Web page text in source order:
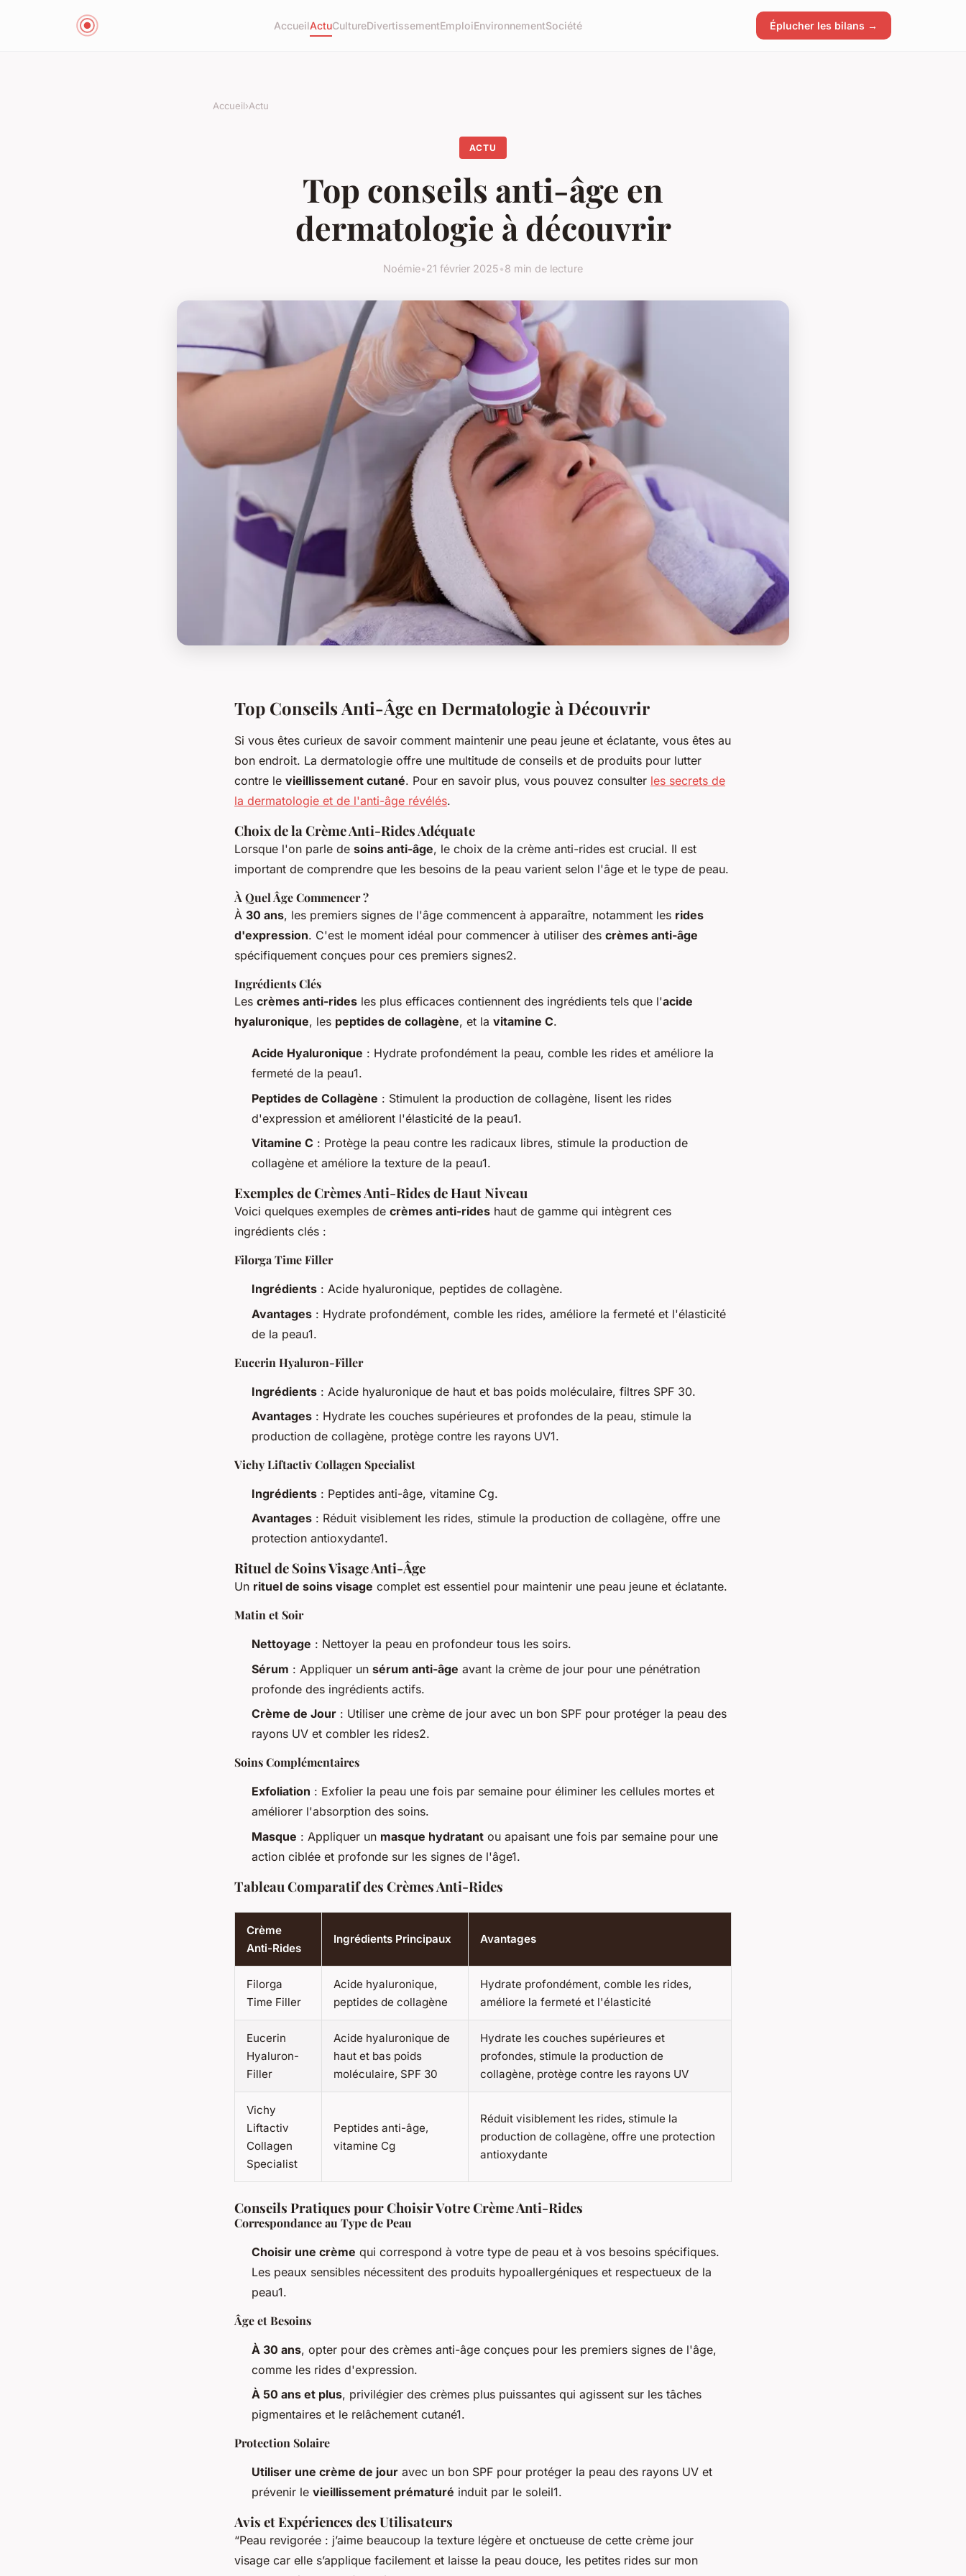
AccueilActuCultureDivertissementEmploiEnvironnementSociété Éplucher les bilans →
Accueil›Actu
ACTU
Top conseils anti-âge en
dermatologie à découvrir
Noémie•21 février 2025•8 min de lecture
Top Conseils Anti-Âge en Dermatologie à Découvrir
Si vous êtes curieux de savoir comment maintenir une peau jeune et éclatante, vous êtes au
bon endroit. La dermatologie offre une multitude de conseils et de produits pour lutter
contre le vieillissement cutané. Pour en savoir plus, vous pouvez consulter les secrets de
la dermatologie et de l'anti-âge révélés.
Choix de la Crème Anti-Rides Adéquate
Lorsque l'on parle de soins anti-âge, le choix de la crème anti-rides est crucial. Il est
important de comprendre que les besoins de la peau varient selon l'âge et le type de peau.
À Quel Âge Commencer ?
À 30 ans, les premiers signes de l'âge commencent à apparaître, notamment les rides
d'expression. C'est le moment idéal pour commencer à utiliser des crèmes anti-âge
spécifiquement conçues pour ces premiers signes2.
Ingrédients Clés
Les crèmes anti-rides les plus efficaces contiennent des ingrédients tels que l'acide
hyaluronique, les peptides de collagène, et la vitamine C.
Acide Hyaluronique : Hydrate profondément la peau, comble les rides et améliore la
fermeté de la peau1.
Peptides de Collagène : Stimulent la production de collagène, lisent les rides
d'expression et améliorent l'élasticité de la peau1.
Vitamine C : Protège la peau contre les radicaux libres, stimule la production de
collagène et améliore la texture de la peau1.
Exemples de Crèmes Anti-Rides de Haut Niveau
Voici quelques exemples de crèmes anti-rides haut de gamme qui intègrent ces
ingrédients clés :
Filorga Time Filler
Ingrédients : Acide hyaluronique, peptides de collagène.
Avantages : Hydrate profondément, comble les rides, améliore la fermeté et l'élasticité
de la peau1.
Eucerin Hyaluron-Filler
Ingrédients : Acide hyaluronique de haut et bas poids moléculaire, filtres SPF 30.
Avantages : Hydrate les couches supérieures et profondes de la peau, stimule la
production de collagène, protège contre les rayons UV1.
Vichy Liftactiv Collagen Specialist
Ingrédients : Peptides anti-âge, vitamine Cg.
Avantages : Réduit visiblement les rides, stimule la production de collagène, offre une
protection antioxydante1.
Rituel de Soins Visage Anti-Âge
Un rituel de soins visage complet est essentiel pour maintenir une peau jeune et éclatante.
Matin et Soir
Nettoyage : Nettoyer la peau en profondeur tous les soirs.
Sérum : Appliquer un sérum anti-âge avant la crème de jour pour une pénétration
profonde des ingrédients actifs.
Crème de Jour : Utiliser une crème de jour avec un bon SPF pour protéger la peau des
rayons UV et combler les rides2.
Soins Complémentaires
Exfoliation : Exfolier la peau une fois par semaine pour éliminer les cellules mortes et
améliorer l'absorption des soins.
Masque : Appliquer un masque hydratant ou apaisant une fois par semaine pour une
action ciblée et profonde sur les signes de l'âge1.
Tableau Comparatif des Crèmes Anti-Rides
Crème
Anti-Rides
Ingrédients Principaux Avantages
Filorga
Time Filler
Acide hyaluronique,
peptides de collagène
Hydrate profondément, comble les rides,
améliore la fermeté et l'élasticité
Eucerin
Hyaluron-
Filler
Acide hyaluronique de
haut et bas poids
moléculaire, SPF 30
Hydrate les couches supérieures et
profondes, stimule la production de
collagène, protège contre les rayons UV
Vichy
Liftactiv
Collagen
Specialist
Peptides anti-âge,
vitamine Cg
Réduit visiblement les rides, stimule la
production de collagène, offre une protection
antioxydante
Conseils Pratiques pour Choisir Votre Crème Anti-Rides
Correspondance au Type de Peau
Choisir une crème qui correspond à votre type de peau et à vos besoins spécifiques.
Les peaux sensibles nécessitent des produits hypoallergéniques et respectueux de la
peau1.
Âge et Besoins
À 30 ans, opter pour des crèmes anti-âge conçues pour les premiers signes de l'âge,
comme les rides d'expression.
À 50 ans et plus, privilégier des crèmes plus puissantes qui agissent sur les tâches
pigmentaires et le relâchement cutané1.
Protection Solaire
Utiliser une crème de jour avec un bon SPF pour protéger la peau des rayons UV et
prévenir le vieillissement prématuré induit par le soleil1.
Avis et Expériences des Utilisateurs
“Peau revigorée : j’aime beaucoup la texture légère et onctueuse de cette crème jour
visage car elle s’applique facilement et laisse la peau douce, les petites rides sur mon